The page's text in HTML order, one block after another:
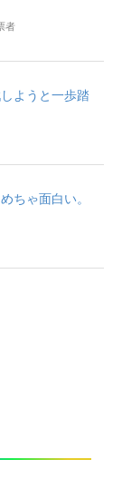
者
ようと一歩踏
ちゃ面白い。